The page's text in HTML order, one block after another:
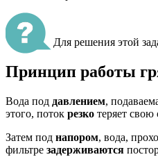
Для решения этой
Принцип работы
Вода под давлением,
этого, поток резко теряет свою
Затем под напором, вода,
фильтре задерживаются